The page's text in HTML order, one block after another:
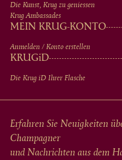
Die Kunst, Krug zu geniessen
Krug Ambassades
MEIN KRUG-KONTO
Anmelden / Konto erstellen
KRUGiD
Die Krug iD Ihrer Flasche
Erfahren Sie Neuigkeiten
Champagner
und Nachrichten aus dem